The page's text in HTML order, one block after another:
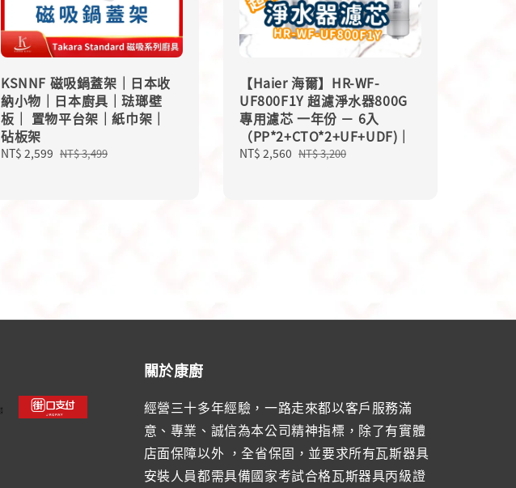
KSNNF 磁吸鍋蓋架｜日本收
納小物｜日本廚具｜琺瑯壁
板｜ 置物平台架｜紙巾架｜
砧板架
Sale
NT$ 2,599 Regular
NT$ 3,499
【Haier 海爾】HR-WF-
UF800F1Y 超濾淨水器800G
專用濾芯 一年份 － 6入
（PP*2+CTO*2+UF+UDF)｜
Sale
NT$ 2,560 Regular
NT$ 3,200
關於康廚
經營三十多年經驗，一路走來都以客戶服務滿
意、專業、誠信為本公司精神指標，除了有實體
店面保障以外 ，全省保固，並要求所有瓦斯器具
安裝人員都需具備國家考試合格瓦斯器具丙級證